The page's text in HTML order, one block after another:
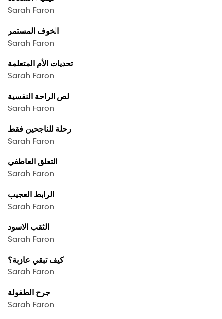
Sarah Faron
الخوف المستمر
Sarah Faron
تحديات الأم المتعلمة
Sarah Faron
لص الراحة النفسية
Sarah Faron
رحلة للناجحين فقط
Sarah Faron
التعلق العاطفي
Sarah Faron
الرابط العجيب
Sarah Faron
الثقب الاسود
Sarah Faron
كيف تبقي عازبة؟
Sarah Faron
جرح الطفولة
Sarah Faron